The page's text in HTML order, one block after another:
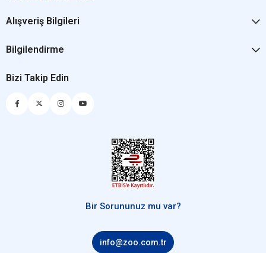
Alışveriş Bilgileri
Bilgilendirme
Bizi Takip Edin
Bir Sorununuz mu var?
info@zoo.com.tr